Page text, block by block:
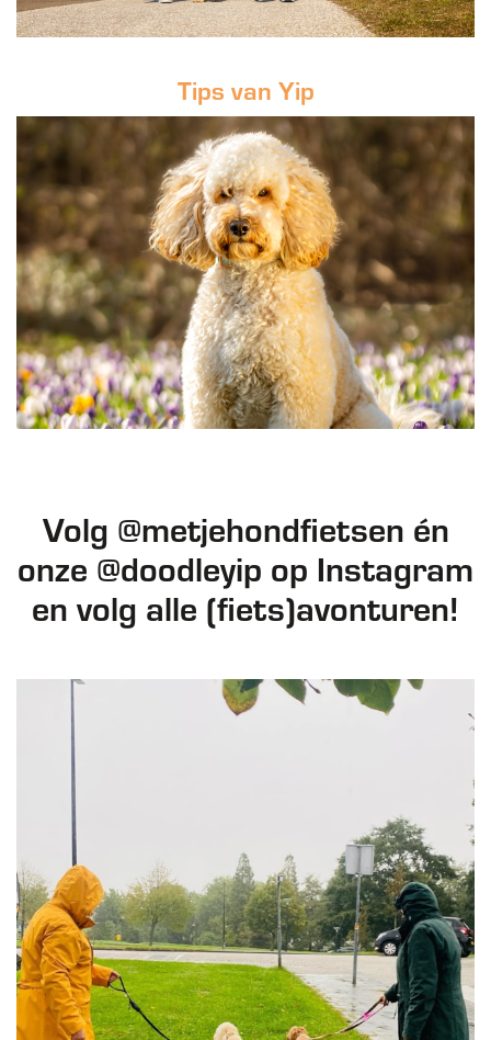
Tips van Yip
Volg @metjehondfietsen én
onze @doodleyip op Instagram
en volg alle (fiets)avonturen!